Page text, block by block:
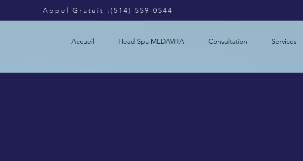
​Appel Gratuit :(514) 559-0544
Accueil Head Spa MEDAVITA Consultation Services